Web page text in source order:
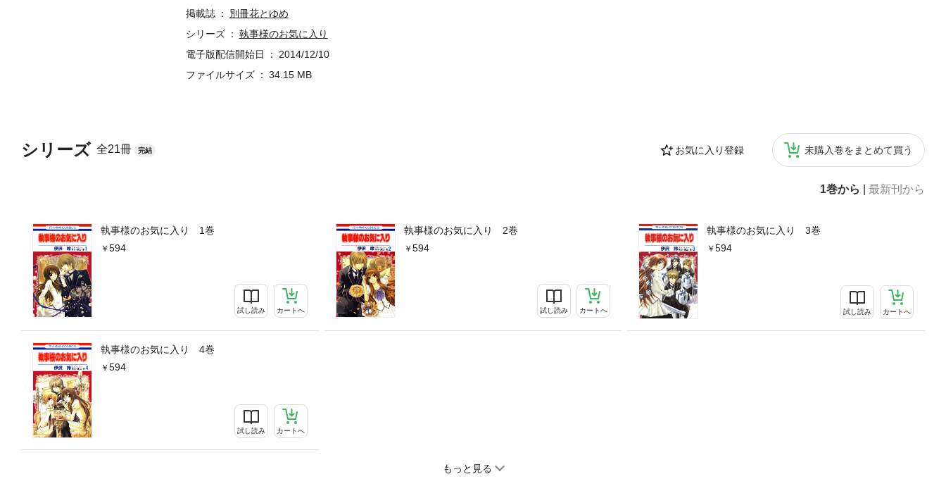
シリーズ 全21冊 完結 お気に入り登録 未購入巻をまとめて買う
1巻から 最新刊から
執事様のお気に入り 1巻
594
試し読み カートへ
執事様のお気に入り 2巻
594
試し読み カートへ
執事様のお気に入り 3巻
594
試し読み カートへ
執事様のお気に入り 4巻
594
試し読み カートへ
もっと見る
掲載誌
別冊花とゆめ
シリーズ
執事様のお気に入り
電子版配信開始日
2014/12/10
ファイルサイズ
34.15 MB